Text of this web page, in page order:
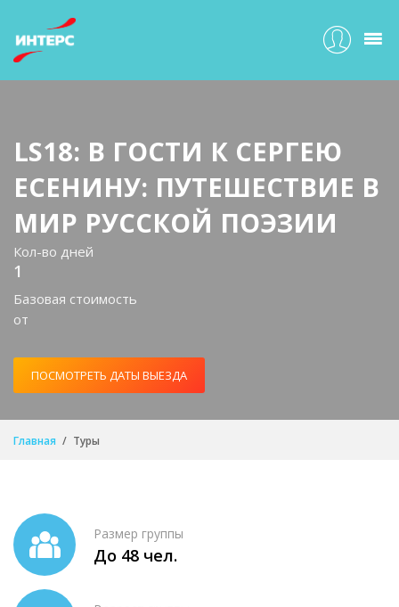
LS18: В ГОСТИ К СЕРГЕЮ
ЕСЕНИНУ: ПУТЕШЕСТВИЕ В
МИР РУССКОЙ ПОЭЗИИ
Кол-во дней
1
Базовая стоимость
от
ПОСМОТРЕТЬ ДАТЫ ВЫЕЗДА
Главная Туры
Размер группы
До 48 чел.